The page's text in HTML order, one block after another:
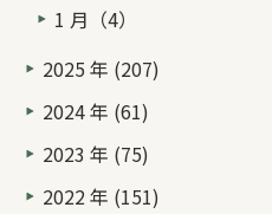
1 月（4）
2025 年 (207)
2024 年 (61)
2023 年 (75)
2022 年 (151)